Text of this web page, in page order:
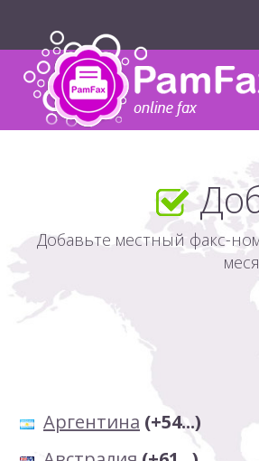
Добавьте местный факс-
Аргентина (+54...)